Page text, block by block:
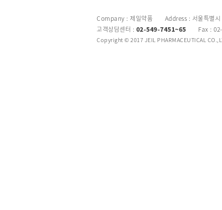
Company : 제일약품 Address : 서울특별시
고객상담센터 : 02-549-7451~65 Fax :
Copyright © 2017 JEIL PHARMACEUTICAL